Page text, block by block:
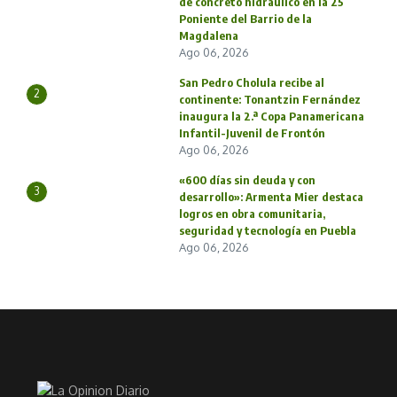
Poniente del Barrio de la
Magdalena
Ago 06, 2026
2
San Pedro Cholula recibe al
continente: Tonantzin Fernández
inaugura la 2.ª Copa Panamericana
Infantil-Juvenil de Frontón
Ago 06, 2026
3
«600 días sin deuda y con
desarrollo»: Armenta Mier destaca
logros en obra comunitaria,
seguridad y tecnología en Puebla
Ago 06, 2026